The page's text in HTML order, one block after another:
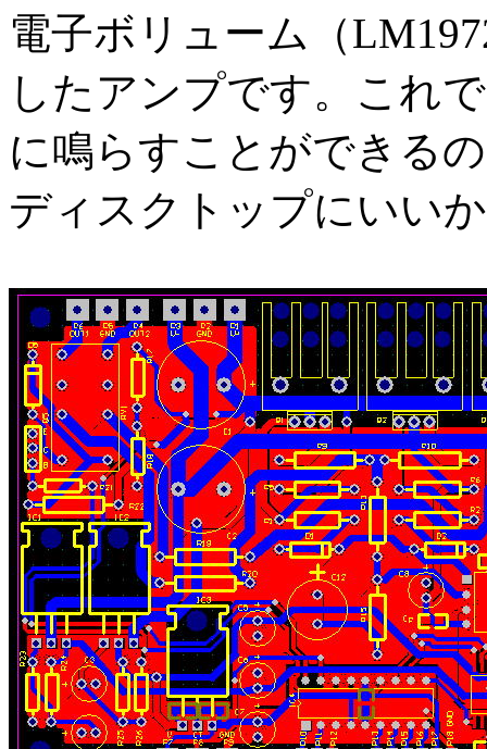
電子ボリューム（
したアンプです。これ
に鳴らすことができる
ディスクトップにいい